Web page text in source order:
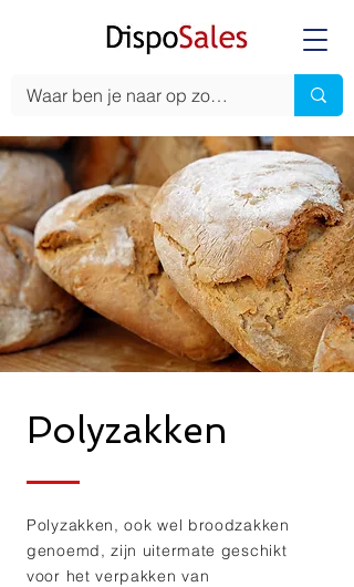
Polyzakken
Polyzakken, ook wel broodzakken
genoemd, zijn uitermate geschikt
voor het verpakken van